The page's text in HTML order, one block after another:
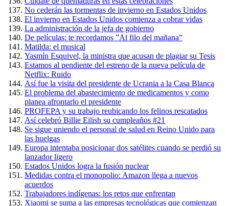
No cederán las tormentas de invierno en Estados Unidos
El invierno en Estados Unidos comienza a cobrar vidas
La administración de la jefa de gobierno
De películas: te recordamos ”Al filo del mañana”
Matilda: el musical
Yasmín Esquivel, la ministra que acusan de plagiar su Tesis
Estamos al pendiente del estreno de la nueva película de
Netflix: Ruido
Así fue la visita del presidente de Ucrania a la Casa Blanca
El problema del abastecimiento de medicamentos y como
planea afrontarlo el presidente
PROFEPA y su trabajo reubicando los felinos rescatados
Así celebró Billie Eilish su cumpleaños #21
Se sigue uniendo el personal de salud en Reino Unido para
las huelgas
Europa intentaba posicionar dos satélites cuando se perdió su
lanzador ligero
Estados Unidos logra la fusión nuclear
Medidas contra el monopolio: Amazon llega a nuevos
acuerdos
Trabajadores indígenas: los retos que enfrentan
Xiaomi se suma a las empresas tecnológicas que comienzan